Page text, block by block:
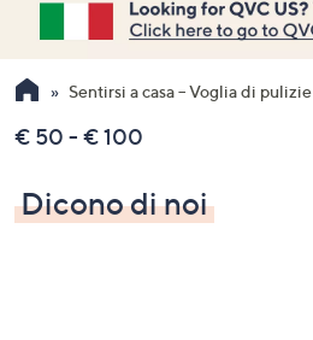
suggerimenti,
usa
i
freccia
e
giù
Sentirsi a casa – Voglia di pulizie
€ 50 - € 100
Dicono di noi